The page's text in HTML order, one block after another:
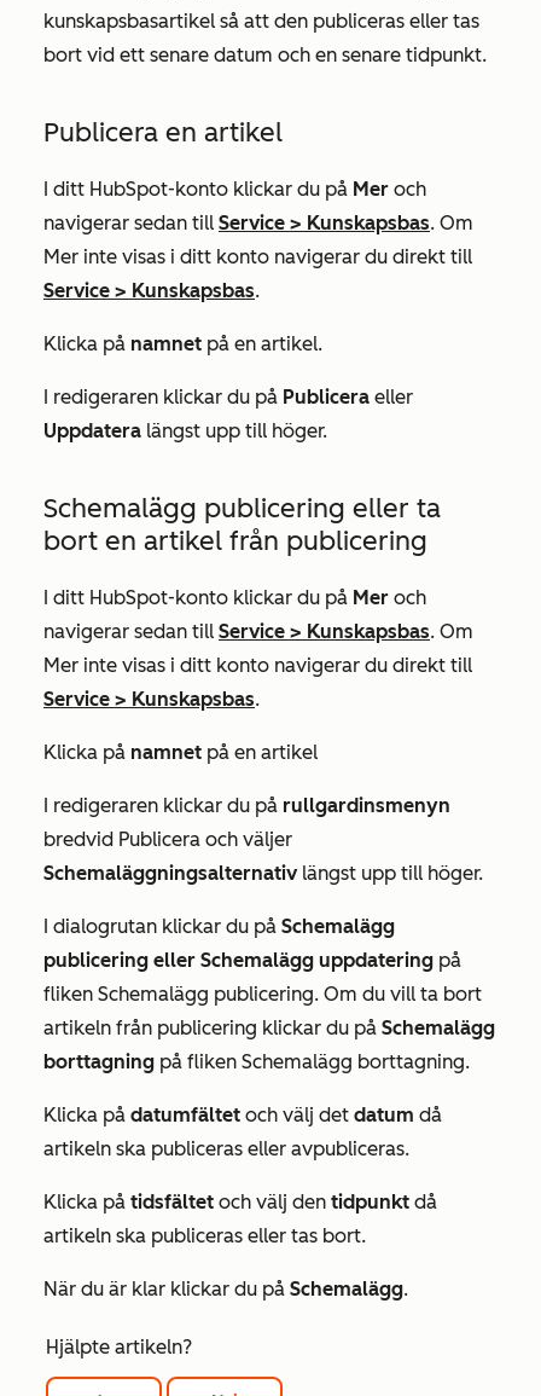
kunskapsbasartikel så att den publiceras eller tas
bort vid ett senare datum och en senare tidpunkt.
Publicera en artikel
I ditt HubSpot-konto klickar du på Mer och
navigerar sedan till Service > Kunskapsbas. Om
Mer inte visas i ditt konto navigerar du direkt till
Service > Kunskapsbas.
Klicka på namnet på en artikel.
I redigeraren klickar du på Publicera eller
Uppdatera längst upp till höger.
Schemalägg publicering eller ta
bort en artikel från publicering
I ditt HubSpot-konto klickar du på Mer och
navigerar sedan till Service > Kunskapsbas. Om
Mer inte visas i ditt konto navigerar du direkt till
Service > Kunskapsbas.
Klicka på namnet på en artikel
I redigeraren klickar du på rullgardinsmenyn
bredvid Publicera och väljer
Schemaläggningsalternativlängst upp till höger.
I dialogrutan klickar du på Schemalägg
publicering eller Schemalägg uppdatering på
fliken Schemalägg publicering. Om du vill ta bort
artikeln från publicering klickar du på Schemalägg
borttagning på fliken Schemalägg borttagning.
Klicka på datumfältet och välj det datum då
artikeln ska publiceras eller avpubliceras.
Klicka på tidsfältet och välj den tidpunkt då
artikeln ska publiceras eller tas bort.
När du är klar klickar du på Schemalägg.
Hjälpte artikeln?